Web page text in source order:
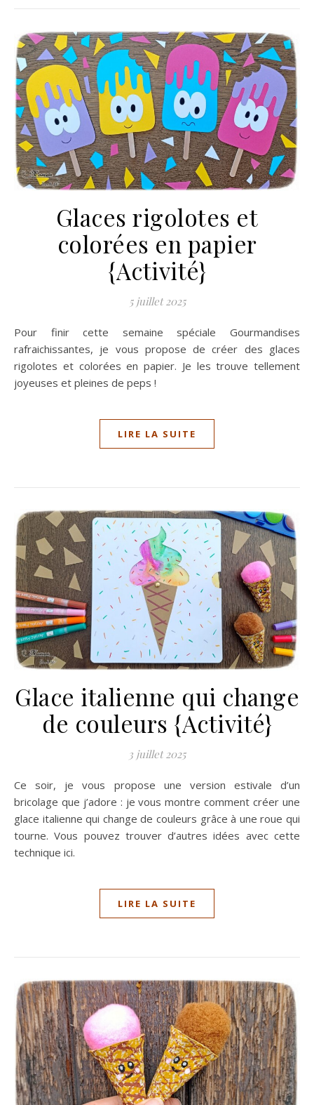
Glaces rigolotes et
colorées en papier
{Activité}
5 juillet 2025
Pour finir cette semaine spéciale Gourmandises
rafraichissantes, je vous propose de créer des glaces
rigolotes et colorées en papier. Je les trouve tellement
joyeuses et pleines de peps !
LIRE LA SUITE
Glace italienne qui change
de couleurs {Activité}
3 juillet 2025
Ce soir, je vous propose une version estivale d’un
bricolage que j’adore : je vous montre comment créer une
glace italienne qui change de couleurs grâce à une roue qui
tourne. Vous pouvez trouver d’autres idées avec cette
technique ici.
LIRE LA SUITE